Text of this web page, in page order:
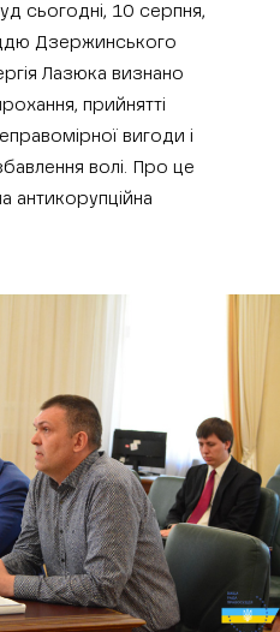
сьогодні, 10 серпня,
Дзержинського
Лазюка визнано
прийнятті
вигоди і
волі. Про це
антикорупційна